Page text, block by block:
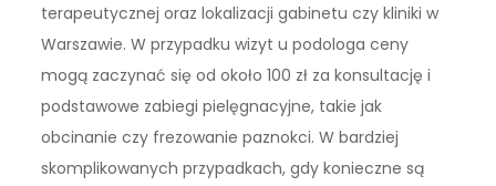
terapeutycznej oraz lokalizacji gabinetu czy kliniki w
Warszawie. W przypadku wizyt u podologa ceny
mogą zaczynać się od około 100 zł za konsultację i
podstawowe zabiegi pielęgnacyjne, takie jak
obcinanie czy frezowanie paznokci. W bardziej
skomplikowanych przypadkach, gdy konieczne są